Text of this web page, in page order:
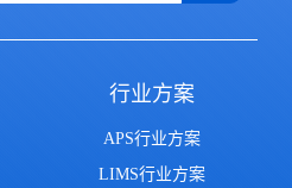
行业方案
APS行业方案
LIMS行业方案